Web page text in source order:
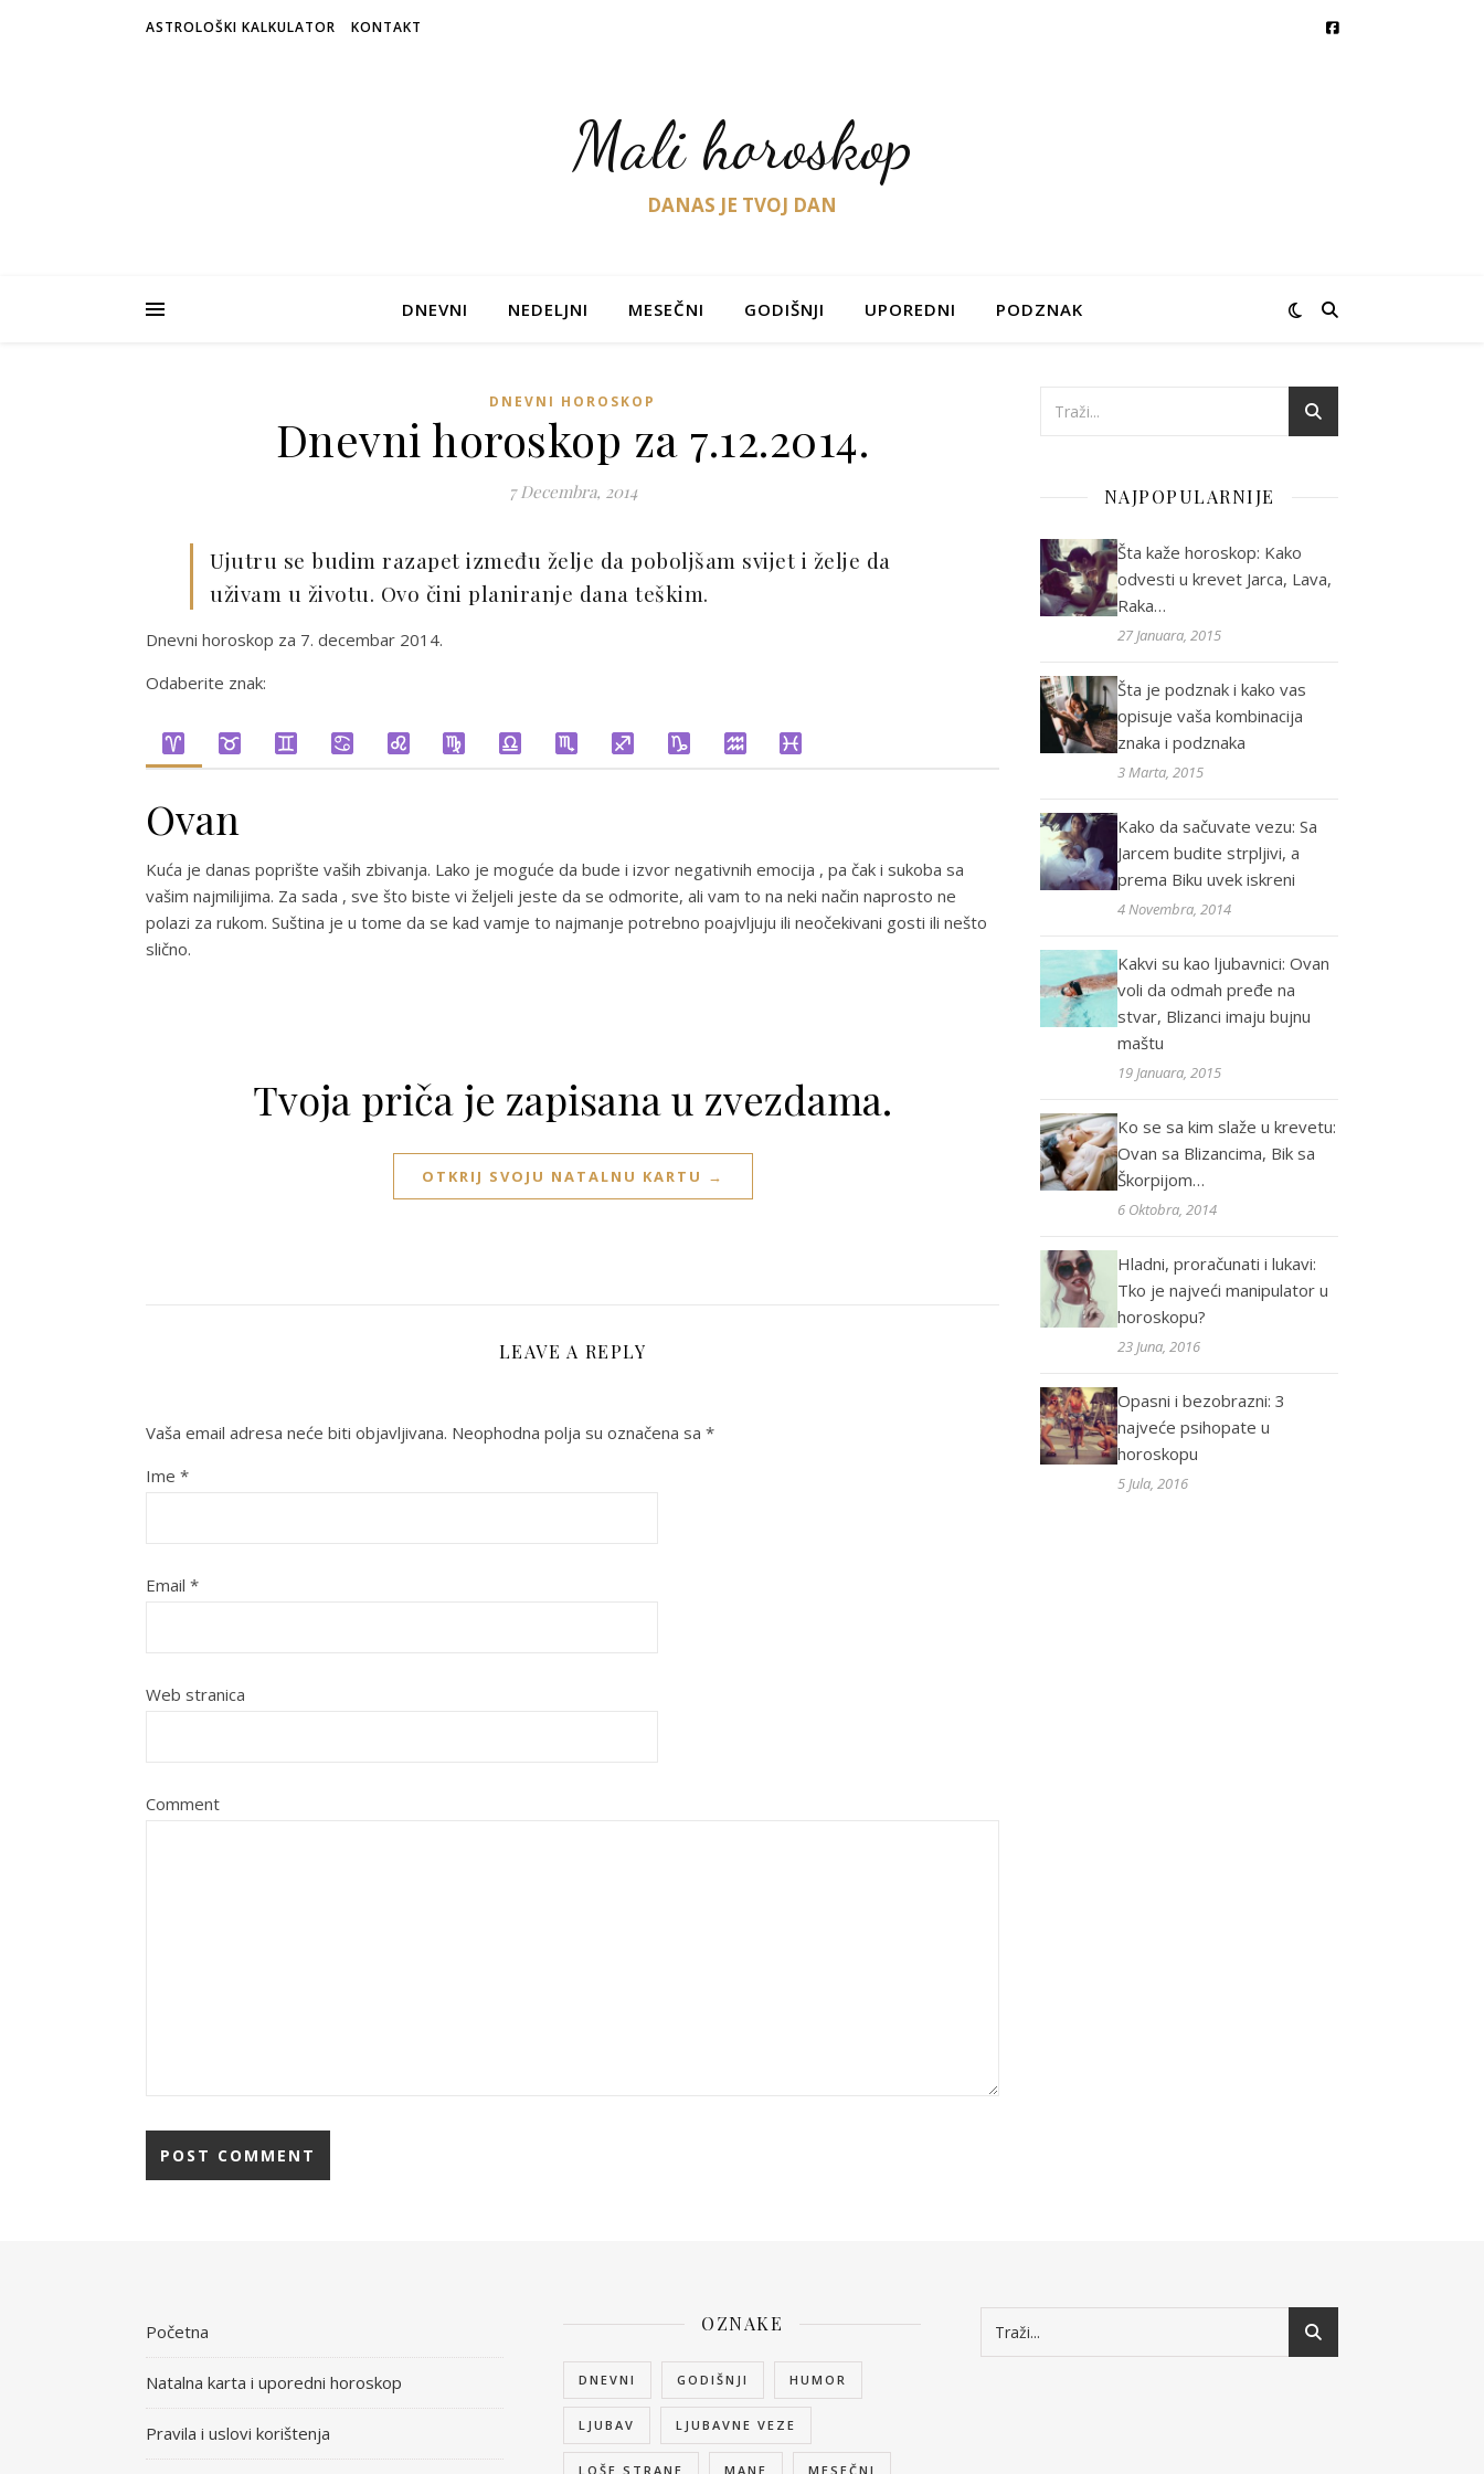
ASTROLOŠKI KALKULATOR KONTAKT
Mali horoskop
DANAS JE TVOJ DAN
DNEVNI NEDELJNI MESEČNI GODIŠNJI UPOREDNI PODZNAK
DNEVNI HOROSKOP
Dnevni horoskop za 7.12.2014.
7 Decembra, 2014
Ujutru se budim razapet između želje da poboljšam svijet i želje da
uživam u životu. Ovo čini planiranje dana teškim.
Dnevni horoskop za 7. decembar 2014.
Odaberite znak:
Ovan
Kuća je danas poprište vaših zbivanja. Lako je moguće da bude i izvor negativnih emocija , pa čak i sukoba sa
vašim najmilijima. Za sada , sve što biste vi željeli jeste da se odmorite, ali vam to na neki način naprosto ne
polazi za rukom. Suština je u tome da se kad vamje to najmanje potrebno poajvljuju ili neočekivani gosti ili nešto
slično.
Tvoja priča je zapisana u zvezdama.
OTKRIJ SVOJU NATALNU KARTU →
LEAVE A REPLY
Vaša email adresa neće biti objavljivana. Neophodna polja su označena sa *
Ime *
Email *
Web stranica
Comment
NAJPOPULARNIJE
Šta kaže horoskop: Kako
odvesti u krevet Jarca, Lava,
Raka…
27 Januara, 2015
Šta je podznak i kako vas
opisuje vaša kombinacija
znaka i podznaka
3 Marta, 2015
Kako da sačuvate vezu: Sa
Jarcem budite strpljivi, a
prema Biku uvek iskreni
4 Novembra, 2014
Kakvi su kao ljubavnici: Ovan
voli da odmah pređe na
stvar, Blizanci imaju bujnu
maštu
19 Januara, 2015
Ko se sa kim slaže u krevetu:
Ovan sa Blizancima, Bik sa
Škorpijom…
6 Oktobra, 2014
Hladni, proračunati i lukavi:
Tko je najveći manipulator u
horoskopu?
23 Juna, 2016
Opasni i bezobrazni: 3
najveće psihopate u
horoskopu
5 Jula, 2016
Početna
Natalna karta i uporedni horoskop
Pravila i uslovi korištenja
OZNAKE
DNEVNI GODIŠNJI HUMOR
LJUBAV LJUBAVNE VEZE
LOŠE STRANE MANE MESEČNI